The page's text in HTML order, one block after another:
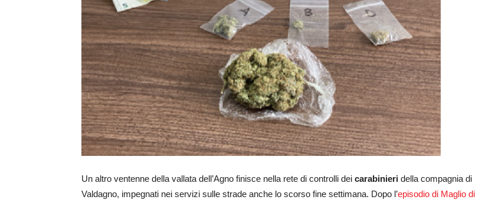
Un altro ventenne della vallata dell’Agno finisce nella rete di controlli dei carabinieri della compagnia di
Valdagno, impegnati nei servizi sulle strade anche lo scorso fine settimana. Dopo l’episodio di Maglio di